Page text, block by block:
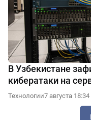
В Узбекистане
кибератаки на
Технологии7 августа 18:34